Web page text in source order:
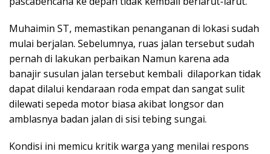
Muhaimin ST, memastikan penanganan di lokasi sudah
mulai berjalan. Sebelumnya, ruas jalan tersebut sudah
pernah di lakukan perbaikan Namun karena ada
banajir susulan jalan tersebut kembali dilaporkan tidak
dapat dilalui kendaraan roda empat dan sangat sulit
dilewati sepeda motor biasa akibat longsor dan
amblasnya badan jalan di sisi tebing sungai.
Kondisi ini memicu kritik warga yang menilai respons